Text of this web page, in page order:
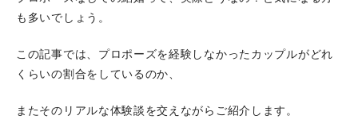
も多いでしょう。
この記事では、プロポーズを経験しなかったカップルがどれ
くらいの割合をしているのか、
またそのリアルな体験談を交えながらご紹介します。